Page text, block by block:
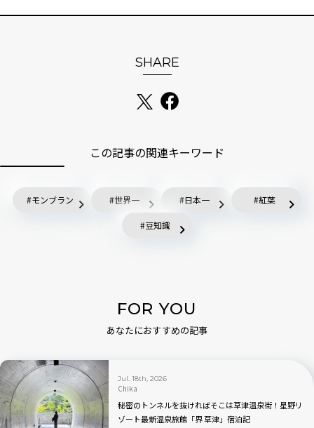
SHARE
この記事の関連キーワード
モンブラン 世界一 日本一 紅葉
豆知識
FOR YOU
あなたにおすすめの記事
Jul. 18th, 2026
Chika
秘密のトンネルを抜ければそこは草津温泉街！星野リ
ゾート最新温泉旅館「界 草津」宿泊記